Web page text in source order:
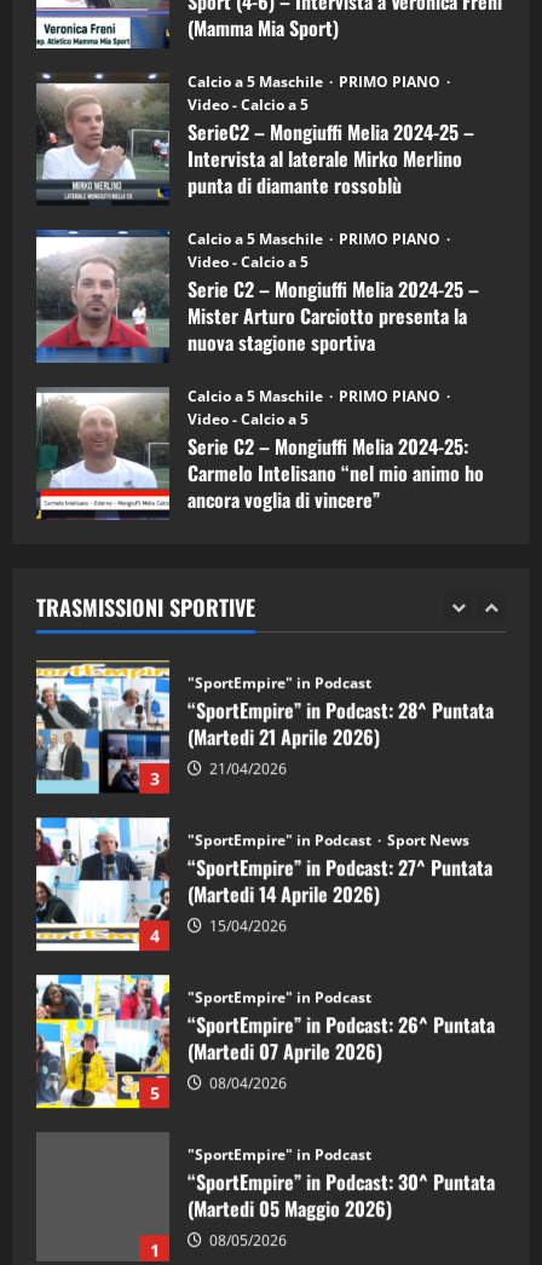
Mia
Sport
6)
–
Intervista
a
mister
Arturo
Carciotto
(Mongiuffi
(Mamma Mia Sport)
Calcio a 5 Maschile
PRIMO PIANO
Video - Calcio a 5
SerieC2 – Mongiuffi Melia 2024-25 –
Intervista al laterale Mirko Merlino
punta di diamante rossoblù
Calcio a 5 Maschile
PRIMO PIANO
Video - Calcio a 5
Serie C2 – Mongiuffi Melia 2024-25 –
Mister Arturo Carciotto presenta la
nuova stagione sportiva
Calcio a 5 Maschile
PRIMO PIANO
Video - Calcio a 5
Serie C2 – Mongiuffi Melia 2024-25:
Carmelo Intelisano “nel mio animo ho
ancora voglia di vincere”
TRASMISSIONI SPORTIVE
4
“SportEmpire” in Podcast: 27^ Puntata
(Martedi 14 Aprile 2026)
15/04/2026
5
“SportEmpire” in Podcast: 26^ Puntata
(Martedi 07 Aprile 2026)
08/04/2026
1
“SportEmpire” in Podcast: 30^ Puntata
(Martedi 05 Maggio 2026)
08/05/2026
2 28/04/2026
3
"SportEmpire" in Podcast
“SportEmpire” in Podcast: 28^ Puntata
(Martedi 21 Aprile 2026)
21/04/2026
4
"SportEmpire" in Podcast Sport News
“SportEmpire” in Podcast: 27^ Puntata
(Martedi 14 Aprile 2026)
15/04/2026
5
"SportEmpire" in Podcast
“SportEmpire” in Podcast: 26^ Puntata
(Martedi 07 Aprile 2026)
08/04/2026
1
"SportEmpire" in Podcast
“SportEmpire” in Podcast: 30^ Puntata
(Martedi 05 Maggio 2026)
08/05/2026